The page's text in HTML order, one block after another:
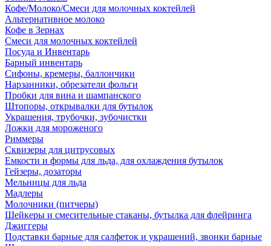
Кофе/Молоко/Смеси для молочных коктейлей
Альтернативное молоко
Кофе в Зернах
Смеси для молочных коктейлей
Посуда и Инвентарь
Барный инвентарь
Сифоны, кремеры, баллончики
Нарзанники, обрезатели фольги
Пробки для вина и шампанского
Штопоры, открывалки для бутылок
Украшения, трубочки, зубочистки
Ложки для мороженого
Риммеры
Сквизеры для цитрусовых
Емкости и формы для льда, для охлаждения бутылок
Гейзеры, дозаторы
Мельницы для льда
Мадлеры
Молочники (питчеры)
Шейкеры и смесительные стаканы, бутылка для флейринга
Джиггеры
Подставки барные для салфеток и украшений, звонки барные